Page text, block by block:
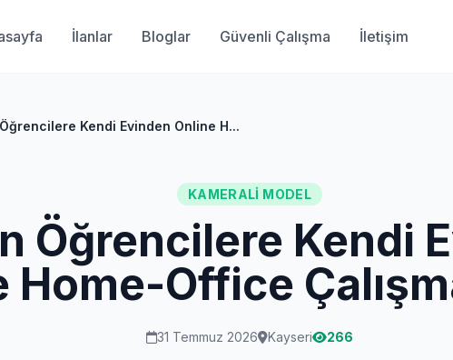
İlanlar Bloglar Güvenli Çalışma İletişim
Öğrencilere Kendi Evinden Online H...
KAMERALI MODEL
Öğrencilere Kendi
Home-Office
31 Temmuz 2026 Kayseri 266